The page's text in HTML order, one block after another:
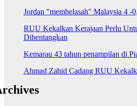
Jordan "membelasah" Malaysia 4 -
RUU Kekalkan Kerajaan Perlu
Dibentangkan
Kemarau 43 tahun penampilan di
Ahmad Zahid Cadang RUU